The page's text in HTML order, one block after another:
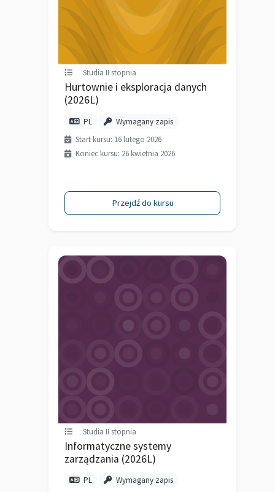
Studia II stopnia
Hurtownie i eksploracja danych
(2026L)
PL Wymagany zapis
Start kursu: 16 lutego 2026
Koniec kursu: 26 kwietnia 2026
Przejdź do kursu
Studia II stopnia
Informatyczne systemy
zarządzania (2026L)
PL Wymagany zapis